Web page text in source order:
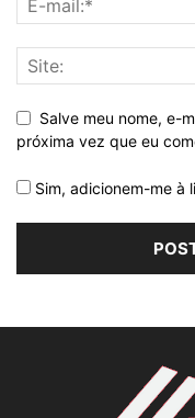
Salve meu nome, e-
próxima vez que eu
Sim, adicionem-me à